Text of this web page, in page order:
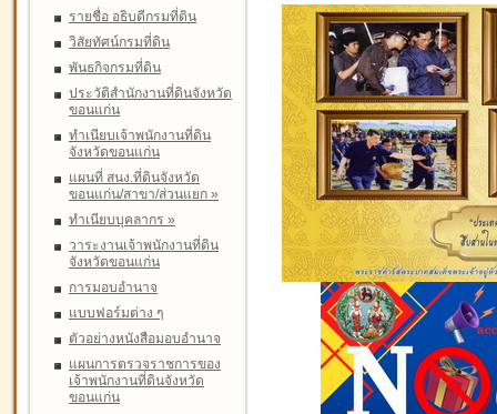
รายชื่อ อธิบดีกรมที่ดิน
วิสัยทัศน์กรมที่ดิน
พันธกิจกรมที่ดิน
ประวัติสำนักงานที่ดินจังหวัด
ขอนแก่น
ทำเนียบเจ้าพนักงานที่ดิน
จังหวัดขอนแก่น
แผนที่ สนง.ที่ดินจังหวัด
ขอนแก่น/สาขา/ส่วนแยก »
ทำเนียบบุคลากร »
วาระงานเจ้าพนักงานที่ดิน
จังหวัดขอนแก่น
การมอบอำนาจ
แบบฟอร์มต่าง ๆ
ตัวอย่างหนังสือมอบอำนาจ
แผนการตรวจราชการของ
เจ้าพนักงานที่ดินจังหวัด
ขอนแก่น